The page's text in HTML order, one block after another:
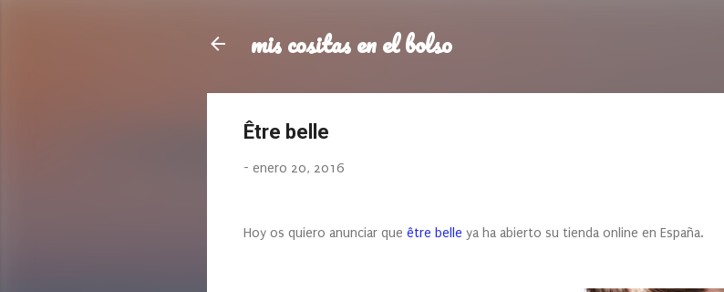
mis cositas en el bolso
Être belle
- enero 20, 2016
Hoy os quiero anunciar que être belle ya ha abierto su tienda online en España.